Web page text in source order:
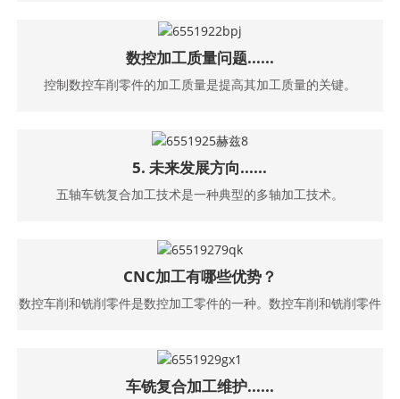
数控加工质量问题......
控制数控车削零件的加工质量是提高其加工质量的关键。
5. 未来发展方向......
五轴车铣复合加工技术是一种典型的多轴加工技术。
CNC加工有哪些优势？
数控车削和铣削零件是数控加工零件的一种。数控车削和铣削零件
车铣复合加工维护......